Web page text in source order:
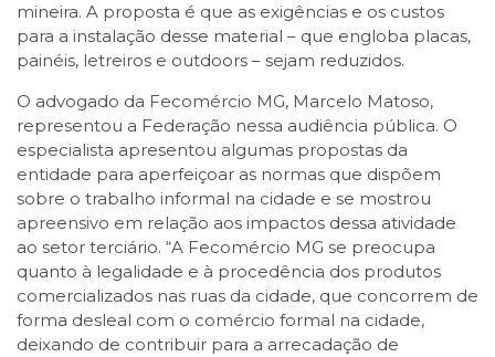
mineira. A proposta é que as exigências e os custos
para a instalação desse material – que engloba placas,
painéis, letreiros e outdoors – sejam reduzidos.
O advogado da Fecomércio MG, Marcelo Matoso,
representou a Federação nessa audiência pública. O
especialista apresentou algumas propostas da
entidade para aperfeiçoar as normas que dispõem
sobre o trabalho informal na cidade e se mostrou
apreensivo em relação aos impactos dessa atividade
ao setor terciário. “A Fecomércio MG se preocupa
quanto à legalidade e à procedência dos produtos
comercializados nas ruas da cidade, que concorrem de
forma desleal com o comércio formal na cidade,
deixando de contribuir para a arrecadação de